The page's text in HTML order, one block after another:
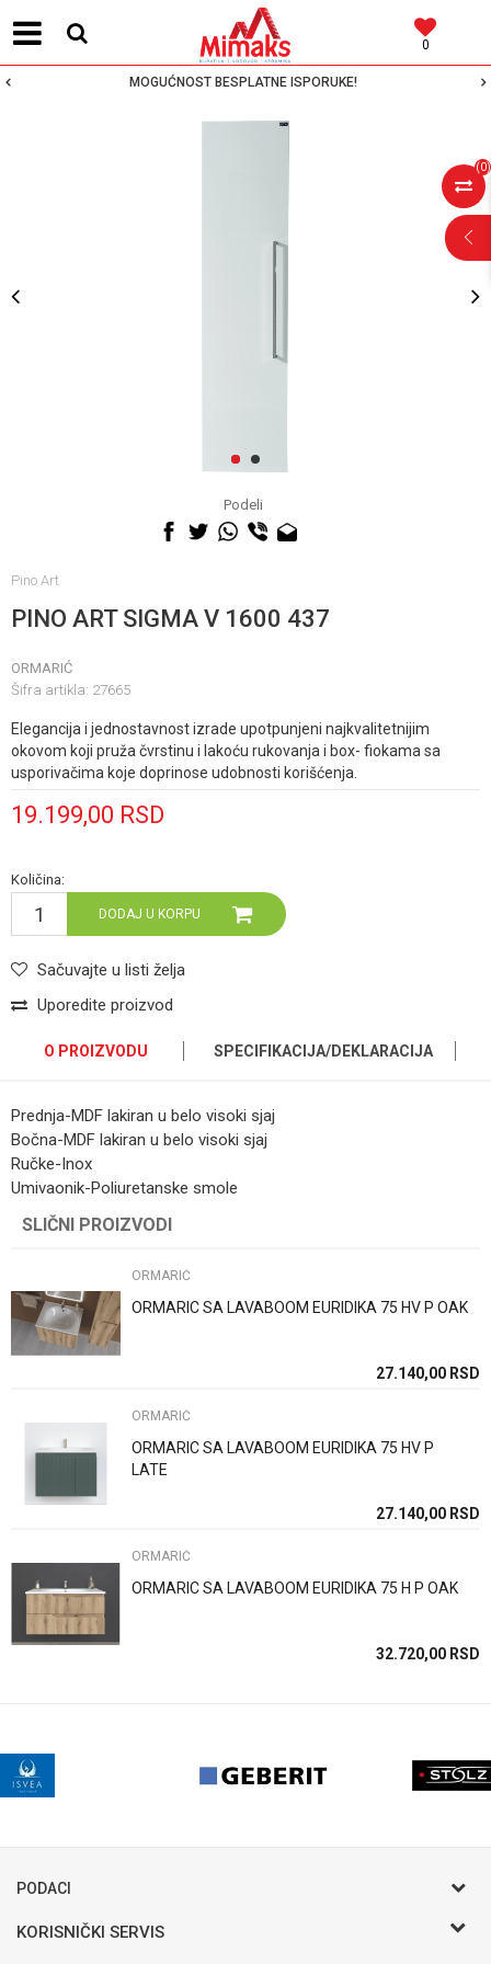
0
MOGUĆNOST BESPLATNE ISPORUKE!
(0)
1 2
Podeli
Pino Art
PINO ART SIGMA V 1600 437
ORMARIĆ
Šifra artikla: 27665
Elegancija i jednostavnost izrade upotpunjeni najkvalitetnijim
okovom koji pruža čvrstinu i lakoću rukovanja i box- fiokama sa
usporivačima koje doprinose udobnosti korišćenja.
19.199,00 RSD
Količina:
DODAJ U KORPU
Sačuvajte u listi želja
Uporedite proizvod
O PROIZVODU SPECIFIKACIJA/DEKLARACIJA
Prednja-MDF lakiran u belo visoki sjaj
Bočna-MDF lakiran u belo visoki sjaj
Ručke-Inox
Umivaonik-Poliuretanske smole
Ime/Nadimak
Email
Kategorija
Dimenzija 60cm
Boja
SLIČNI PROIZVODI
ORMARIĆ
ORMARIC SA LAVABOOM EURIDIKA 75 HV P OAK
27.140,00 RSD
ORMARIĆ
ORMARIC SA LAVABOOM EURIDIKA 75 HV P
LATE
27.140,00 RSD
ORMARIĆ
ORMARIC SA LAVABOOM EURIDIKA 75 H P OAK
32.720,00 RSD
PODACI
KORISNIČKI SERVIS